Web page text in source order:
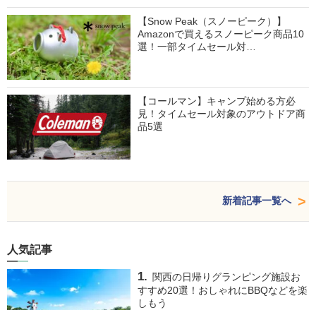
【Snow Peak（スノーピーク）】
Amazonで買えるスノーピーク商品10
選！一部タイムセール対…
【コールマン】キャンプ始める方必
見！タイムセール対象のアウトドア商
品5選
新着記事一覧へ
人気記事
関西の日帰りグランピング施設お
すすめ20選！おしゃれにBBQなどを楽
しもう